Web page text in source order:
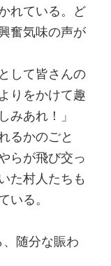
れている。ど
奮気味の声が
して皆さんの
りをかけて趣
みあれ！」
るかのごと
らが飛び交っ
た村人たちも
いる。
随分な賑わ